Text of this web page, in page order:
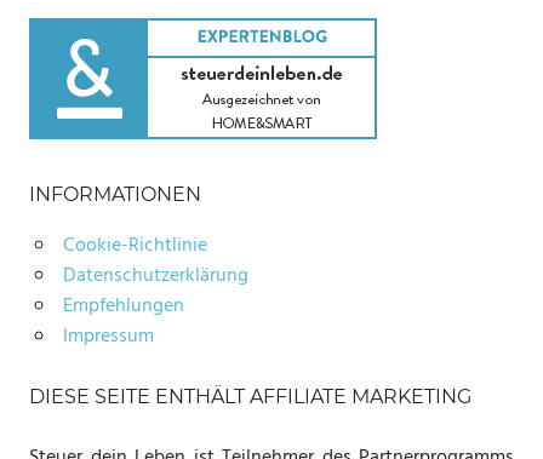
INFORMATIONEN
Cookie-Richtlinie
Datenschutzerklärung
Empfehlungen
Impressum
DIESE SEITE ENTHÄLT AFFILIATE MARKETING